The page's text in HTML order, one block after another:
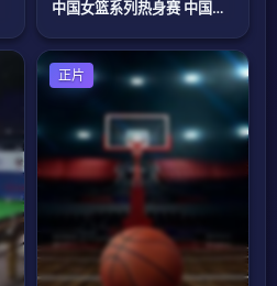
中国女篮系列热身赛 中国女篮VS日本女篮 20240605
篮球
正片